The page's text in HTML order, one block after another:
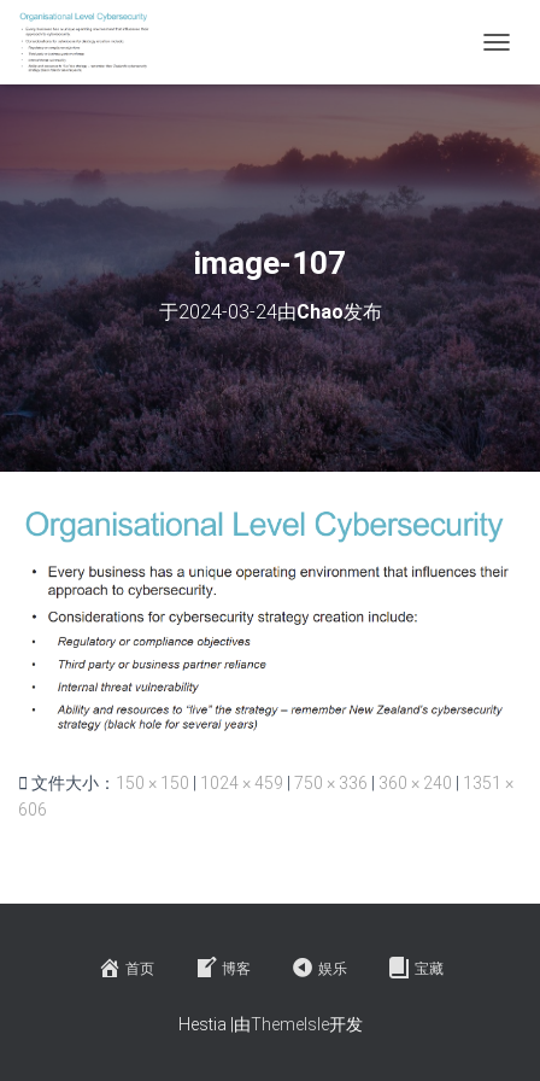
换
image-107
于2024-03-24由Chao发布
文件大小： 150 × 150 1024 × 459 750 × 336 360 × 240
1351 ×
606
首页 博客 娱乐 宝藏
Hestia |由ThemeIsle开发